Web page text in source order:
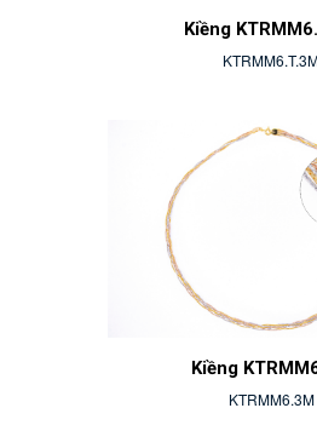
Kiềng
Kiềng
KTRMM6.3M